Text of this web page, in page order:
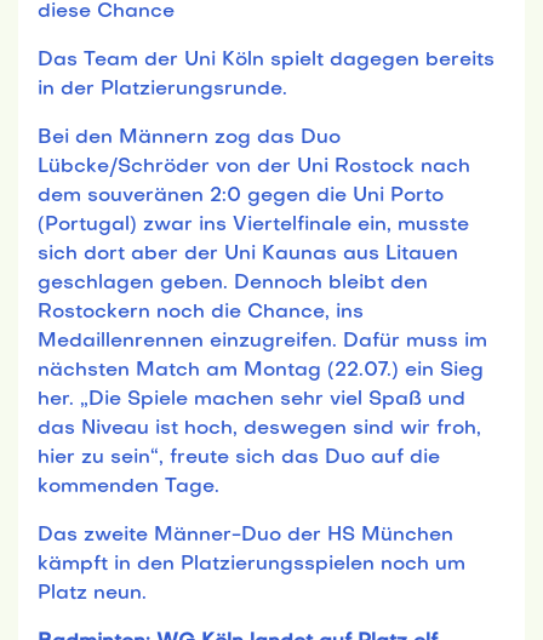
diese Chance
Das Team der Uni Köln spielt dagegen bereits
in der Platzierungsrunde.
Bei den Männern zog das Duo
Lübcke/Schröder von der Uni Rostock nach
dem souveränen 2:0 gegen die Uni Porto
(Portugal) zwar ins Viertelfinale ein, musste
sich dort aber der Uni Kaunas aus Litauen
geschlagen geben. Dennoch bleibt den
Rostockern noch die Chance, ins
Medaillenrennen einzugreifen. Dafür muss im
nächsten Match am Montag (22.07.) ein Sieg
her. „Die Spiele machen sehr viel Spaß und
das Niveau ist hoch, deswegen sind wir froh,
hier zu sein“, freute sich das Duo auf die
kommenden Tage.
Das zweite Männer-Duo der HS München
kämpft in den Platzierungsspielen noch um
Platz neun.